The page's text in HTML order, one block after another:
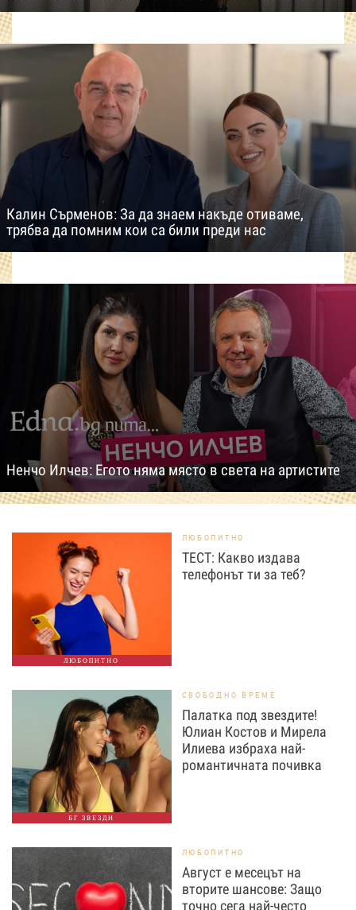
Калин Сърменов: За да знаем накъде отиваме,
трябва да помним кои са били преди нас
Ненчо Илчев: Егото няма място в света на артистите
ЛЮБОПИТНО
ЛЮБОПИТНО
ТЕСТ: Какво издава
телефонът ти за теб?
БГ ЗВЕЗДИ
СВОБОДНО ВРЕМЕ
Палатка под звездите!
Юлиан Костов и Мирела
Илиева избраха най-
романтичната почивка
ЛЮБОПИТНО
Август е месецът на
вторите шансове: Защо
точно сега най-често